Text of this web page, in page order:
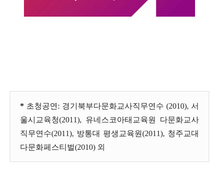
* 초청공연: 경기북부다문화교사직무연수 (2010), 서
울시교육청(2011), 유네스코아태교육원 다문화교사
직무연수(2011), 방통대 평생교육원(2011), 청주교대
다문화페스티벌(2010) 외